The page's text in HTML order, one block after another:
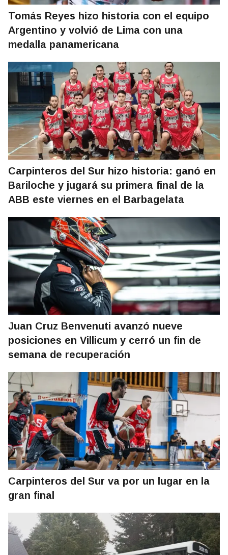
Tomás Reyes hizo historia con el equipo
Argentino y volvió de Lima con una
medalla panamericana
Carpinteros del Sur hizo historia: ganó en
Bariloche y jugará su primera final de la
ABB este viernes en el Barbagelata
Juan Cruz Benvenuti avanzó nueve
posiciones en Villicum y cerró un fin de
semana de recuperación
Carpinteros del Sur va por un lugar en la
gran final